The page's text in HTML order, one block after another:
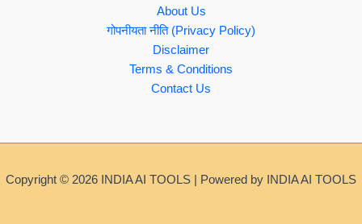
About Us
गोपनीयता नीति (Privacy Policy)
Disclaimer
Terms & Conditions
Contact Us
Copyright © 2026 INDIA AI TOOLS | Powered by INDIA AI TOOLS